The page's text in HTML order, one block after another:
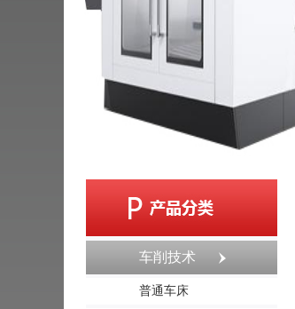
车削技术
普通车床